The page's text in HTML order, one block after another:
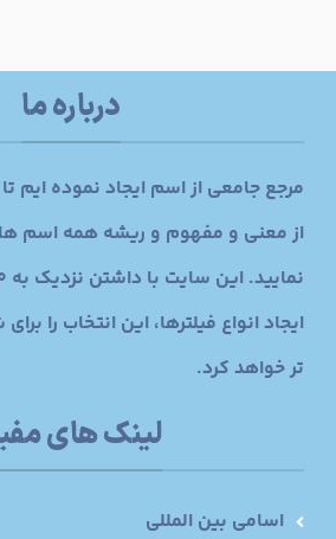
درباره ما
مرجع جامعی از اسم ایجاد نموده ایم
از معنی و مفهوم و ریشه همه اسم ها،
ایجاد انواع فیلترها، این انتخاب را
تر خواهد کرد.
لینک های
اسامی بین المللی